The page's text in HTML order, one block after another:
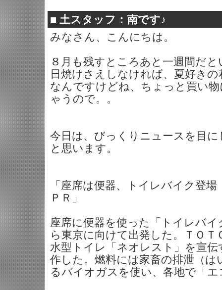
■ 土スタッフ：南です♪
みなさん、こんにちは。
８月も残すところあと一週間だ
日焼けさえしなければ、夏好き
なんですけどね、ちょっと買い
ゃうので。。
今日は、びっくりニュースを目
と思います。
「座席は便器、トイレバイク登
ＰＲ」
座席に便器を使った「トイレバ
ら東京に向けて出発した。ＴＯＴ
水型トイレ「ネオレスト」を宣
作した。燃料には家畜の排泄（
るバイオガスを使い、各地で「